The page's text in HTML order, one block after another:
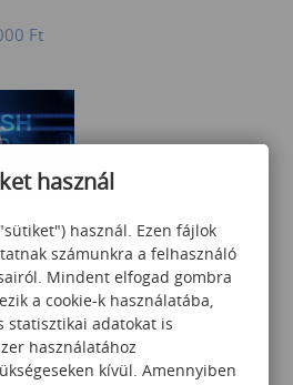
Ft
Ft
használ
használ. Ezen fájlok
számunkra a felhasználó
Mindent elfogad gombra
a cookie-k használatába,
statisztikai adatokat is
használatához
kívül. Amennyiben